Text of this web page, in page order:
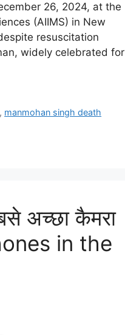
26, 2024, at the
(AIIMS) in New
resuscitation
widely celebrated for
, manmohan singh death
अच्छा कैमरा
in the